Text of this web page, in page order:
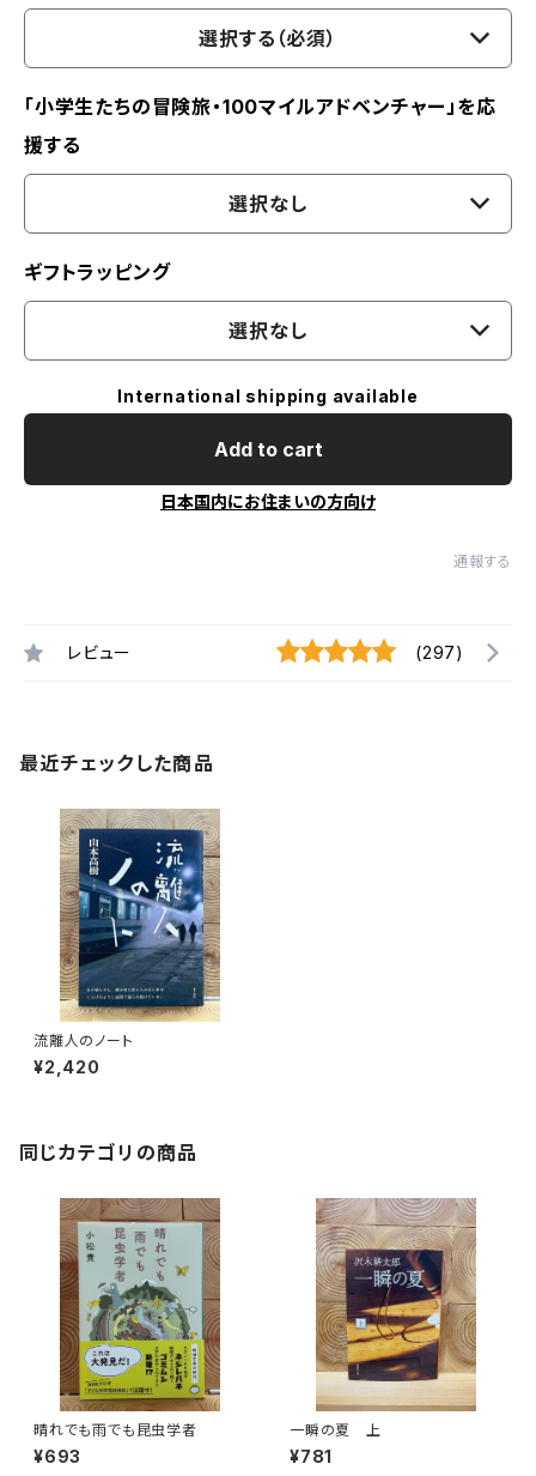
選択する（必須）
「小学生たちの冒険旅・100マイルアドベンチャー」を応
援する
選択なし
ギフトラッピング
選択なし
International shipping available
Add to cart
日本国内にお住まいの方向け
通報する
レビュー (297)
最近チェックした商品
流離人のノート
¥2,420
同じカテゴリの商品
晴れでも雨でも昆虫学者
¥693
一瞬の夏 上
¥781